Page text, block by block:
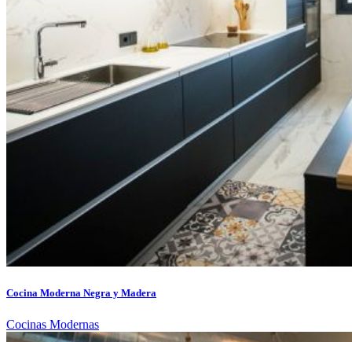
Cocina Moderna Negra y Madera
Cocinas Modernas